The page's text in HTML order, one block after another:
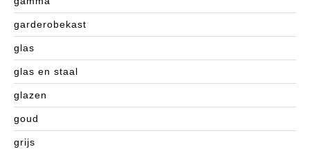
garderobekast
glas
glas en staal
glazen
goud
grijs